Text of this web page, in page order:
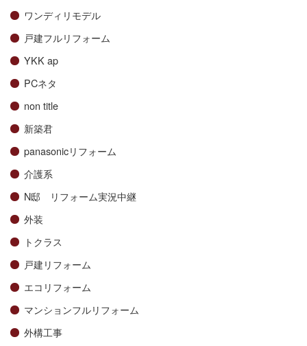
ワンディリモデル
戸建フルリフォーム
YKK ap
PCネタ
non title
新築君
panasonicリフォーム
介護系
N邸 リフォーム実況中継
外装
トクラス
戸建リフォーム
エコリフォーム
マンションフルリフォーム
外構工事